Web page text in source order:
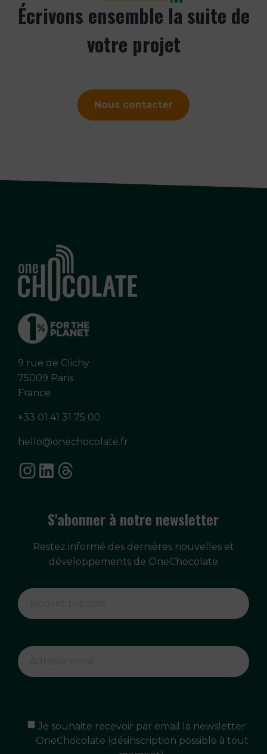
Écrivons ensemble la suite de
votre projet
Nous contacter
9 rue de Clichy
75009 Paris
France
+33 01 41 31 75 00
hello@onechocolate.fr
S'abonner à notre newsletter
Restez informé des dernières nouvelles et
développements de OneChocolate
Je souhaite recevoir par email la newsletter
OneChocolate (désinscription possible à tout